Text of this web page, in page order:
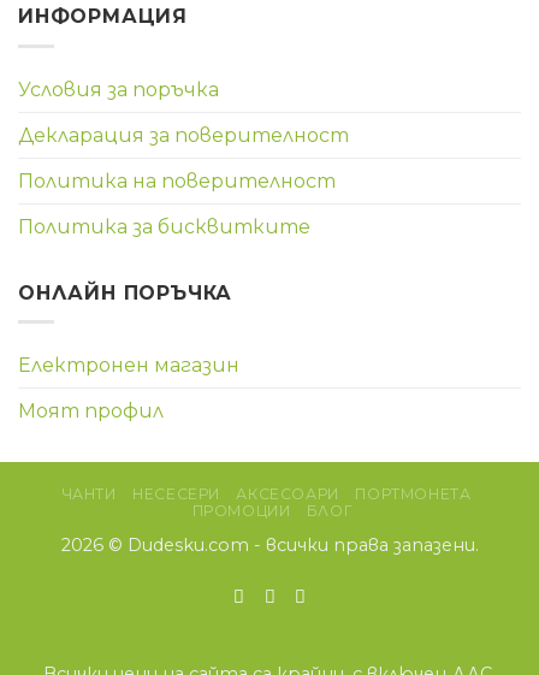
ИНФОРМАЦИЯ
Условия за поръчка
Декларация за поверителност
Политика на поверителност
Политика за бисквитките
ОНЛАЙН ПОРЪЧКА
Електронен магазин
Моят профил
ЧАНТИ НЕСЕСЕРИ АКСЕСОАРИ
ПОРТМОНЕТА
ПРОМОЦИИ
БЛОГ
2026 © Dudesku.com - всички права запазени.